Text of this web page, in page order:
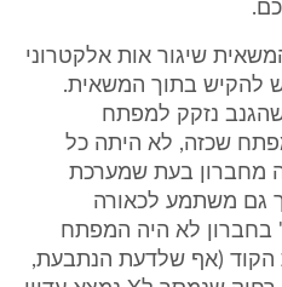
שיגור אות אלקטרוני
להקיש בתוך המשאית.
נזקק למפתח
שכזה, לא היתה כל
מחברון בעת שמערכת
גם משתמע לכאורה
בחברון לא היה המפתח
הקוד (אף שלדעת הנתבעת,